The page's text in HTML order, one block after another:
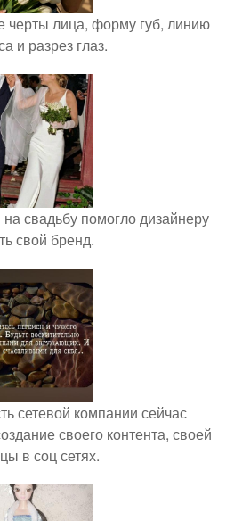
черты лица, форму губ, линию
и разрез глаз.
свадьбу помогло дизайнеру
свой бренд.
сетевой компании сейчас
своего контента, своей
в соц сетях.